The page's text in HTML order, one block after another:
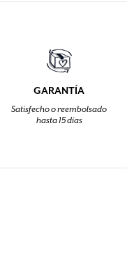
GARANTÍA
Satisfecho o reembolsado
hasta 15 días